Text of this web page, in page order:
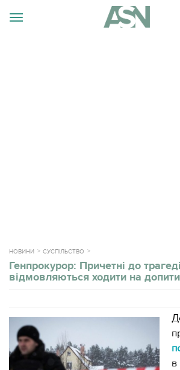
НОВИНИ СУСПІЛЬСТВО
Генпрокурор: Причетні до
відмовляються ходити на допити
в